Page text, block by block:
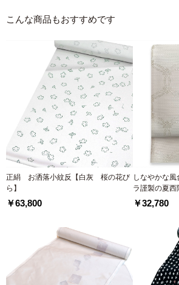
こんな商品もおすすめです
正絹 お洒落小紋反【白灰 桜の花び
ら】
￥63,800
しなやかな
ラ謹製の夏
￥32,780